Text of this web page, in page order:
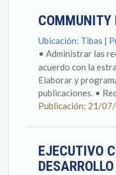
COMMUNITY
Ubicación: Tibas |
• Administrar las
acuerdo con la
Elaborar y
publicaciones. •
Publicación: 21/
EJECUTIVO